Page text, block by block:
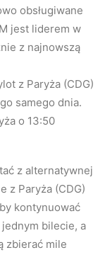
obsługiwane
jest liderem w
z najnowszą
z Paryża (CDG)
samego dnia.
o 13:50
z alternatywnej
z Paryża (CDG)
kontynuować
bilecie, a
zbierać mile